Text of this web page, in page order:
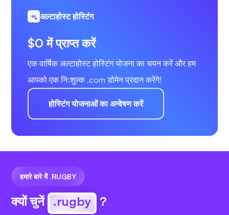
अल्टाहोस्ट होस्टिंग
$0 में प्राप्त करें
एक वार्षिक अल्टाहोस्ट होस्टिंग योजना का चयन करें और हम
आपको एक निःशुल्क .com डोमेन प्रदान करेंगे!
होस्टिंग योजनाओं का अन्वेषण करें
हमारे बारे में .RUGBY
क्यों चुनें .rugby ?